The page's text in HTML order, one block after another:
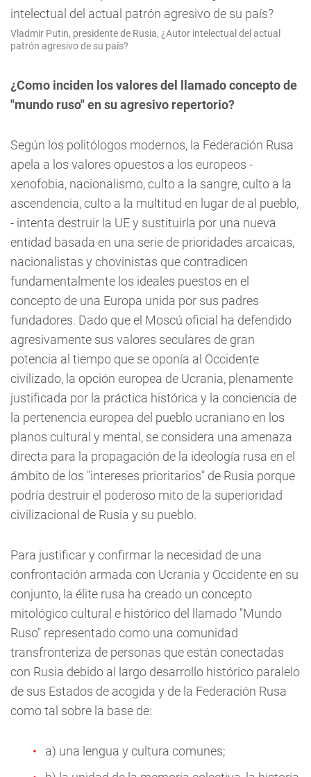
Vladmir Putin, presidente de Rusia, ¿Autor intelectual del actual
patrón agresivo de su país?
¿Como inciden los valores del llamado concepto de
"mundo ruso" en su agresivo repertorio?
Según los politólogos modernos, la Federación Rusa
apela a los valores opuestos a los europeos -
xenofobia, nacionalismo, culto a la sangre, culto a la
ascendencia, culto a la multitud en lugar de al pueblo,
- intenta destruir la UE y sustituirla por una nueva
entidad basada en una serie de prioridades arcaicas,
nacionalistas y chovinistas que contradicen
fundamentalmente los ideales puestos en el
concepto de una Europa unida por sus padres
fundadores. Dado que el Moscú oficial ha defendido
agresivamente sus valores seculares de gran
potencia al tiempo que se oponía al Occidente
civilizado, la opción europea de Ucrania, plenamente
justificada por la práctica histórica y la conciencia de
la pertenencia europea del pueblo ucraniano en los
planos cultural y mental, se considera una amenaza
directa para la propagación de la ideología rusa en el
ámbito de los "intereses prioritarios" de Rusia porque
podría destruir el poderoso mito de la superioridad
civilizacional de Rusia y su pueblo.
Para justificar y confirmar la necesidad de una
confrontación armada con Ucrania y Occidente en su
conjunto, la élite rusa ha creado un concepto
mitológico cultural e histórico del llamado "Mundo
Ruso" representado como una comunidad
transfronteriza de personas que están conectadas
con Rusia debido al largo desarrollo histórico paralelo
de sus Estados de acogida y de la Federación Rusa
como tal sobre la base de:
a) una lengua y cultura comunes;